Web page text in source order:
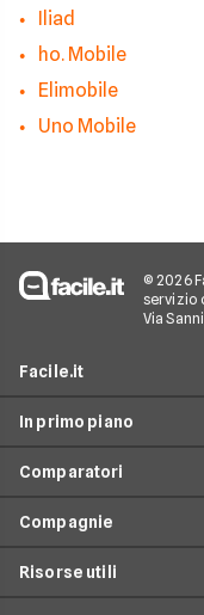
Iliad
ho. Mobile
Elimobile
Uno Mobile
© 2026
servizio
Via
Facile.it
Assicurazioni
Prestiti
In primo piano
Offerte Telefonia mobile
Tariffe Internet Mobile
Tariffe Cellulari
Comparatori
Passa a TIM
Passa a Vodafone
Compagnie
Risorse utili